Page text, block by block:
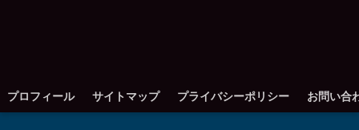
プロフィール サイトマップ プライバシーポリシー お問い合